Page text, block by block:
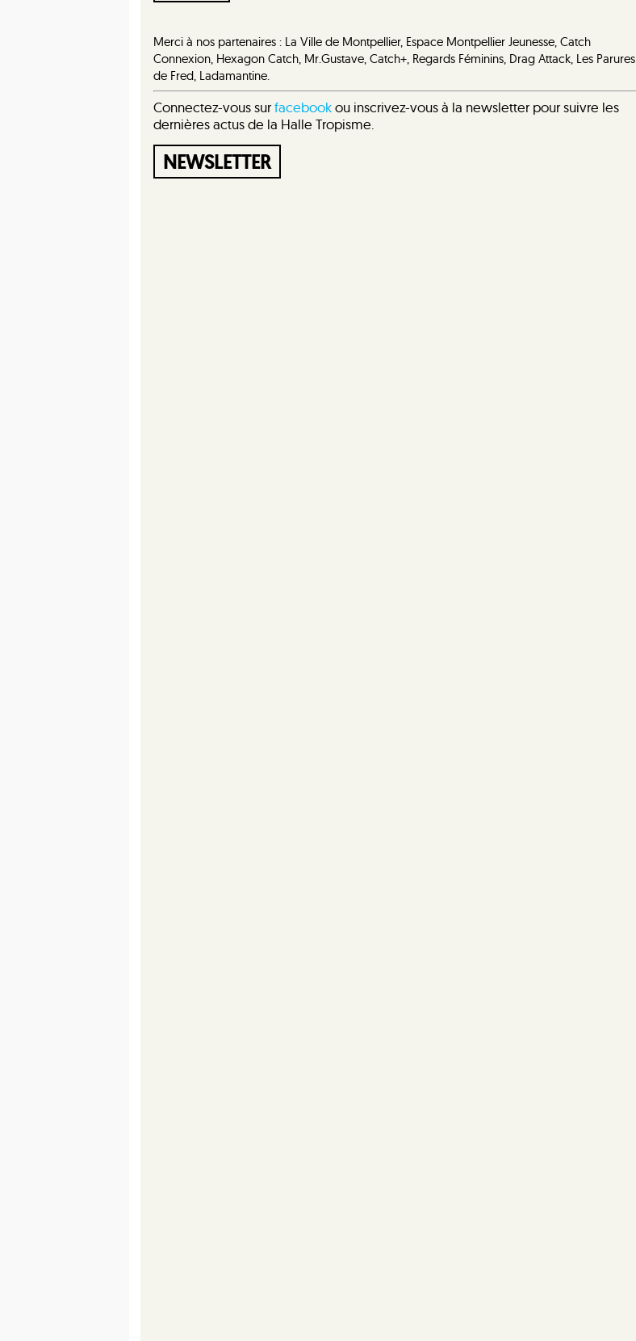
Merci à nos partenaires : La Ville de Montpellier, Espace Montpellier Jeunesse, Catch
Connexion, Hexagon Catch, Mr.Gustave, Catch+, Regards Féminins, Drag Attack, Les Parures
de Fred, Ladamantine.
Connectez-vous surfacebookou inscrivez-vous à la newsletter pour suivre les
dernières actus de la Halle Tropisme.
NEWSLETTER